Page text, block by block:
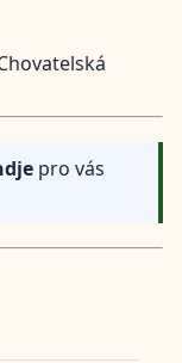
pro vás